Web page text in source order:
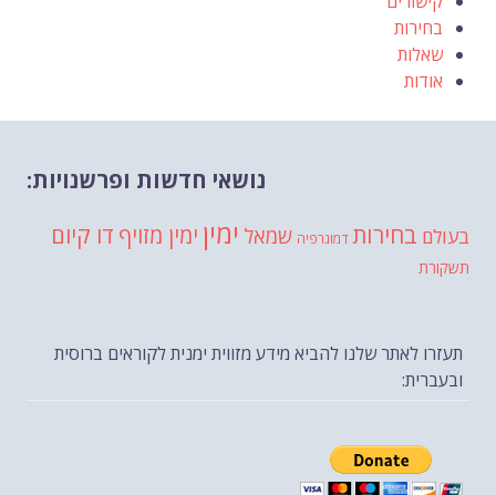
בחירות
שאלות
אודות
נושאי חדשות ופרשנויות:
בעולם בחירות דמוגרפיה שמאל ימין ימין מזויף דו קיום
תשקורת
תעזרו לאתר שלנו להביא מידע מזווית ימנית לקוראים ברוסית
ובעברית: